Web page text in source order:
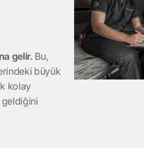
gelir. Bu,
büyük
kolay
geldiğini